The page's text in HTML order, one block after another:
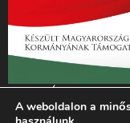
„Az Új Ember
támogatását az
A weboldalon a